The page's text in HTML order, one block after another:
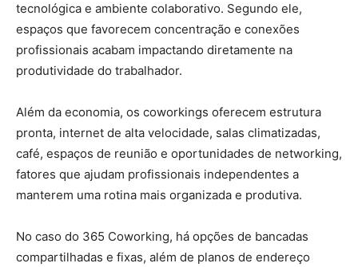
tecnológica e ambiente colaborativo. Segundo ele,
espaços que favorecem concentração e conexões
profissionais acabam impactando diretamente na
produtividade do trabalhador.
Além da economia, os coworkings oferecem estrutura
pronta, internet de alta velocidade, salas climatizadas,
café, espaços de reunião e oportunidades de networking,
fatores que ajudam profissionais independentes a
manterem uma rotina mais organizada e produtiva.
No caso do 365 Coworking, há opções de bancadas
compartilhadas e fixas, além de planos de endereço